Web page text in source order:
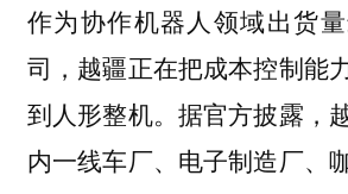
作为协作机器人领域出货
司，越疆正在把成本控制能
到人形整机。据官方披露，
内一线车厂、电子制造厂、